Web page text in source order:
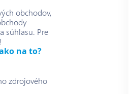
obchodov,
súhlasu. Pre
na to?
zdrojového